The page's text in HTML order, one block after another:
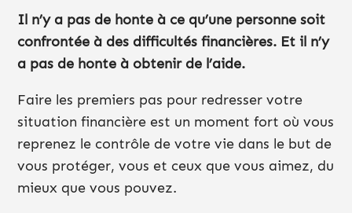
Il n’y a pas de honte à ce qu’une personne soit
confrontée à des difficultés financières. Et il n’y
a pas de honte à obtenir de l’aide.
Faire les premiers pas pour redresser votre
situation financière est un moment fort où vous
reprenez le contrôle de votre vie dans le but de
vous protéger, vous et ceux que vous aimez, du
mieux que vous pouvez.